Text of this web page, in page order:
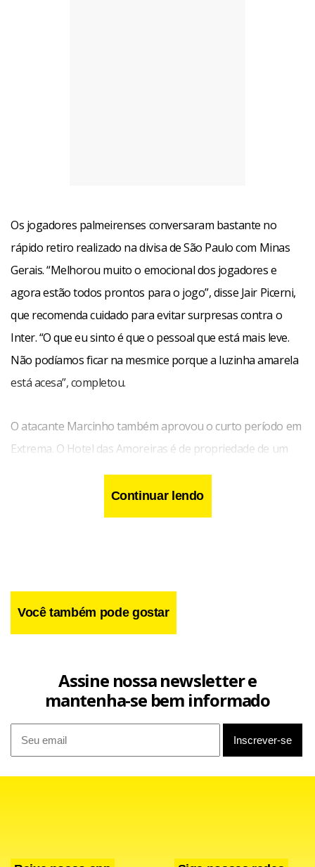
Os jogadores palmeirenses conversaram bastante no
rápido retiro realizado na divisa de São Paulo com Minas
Gerais. “Melhorou muito o emocional dos jogadores e
agora estão todos prontos para o jogo”, disse Jair Picerni,
que recomenda cuidado para evitar surpresas contra o
Inter. “O que eu sinto é que o pessoal que está mais leve.
Não podíamos ficar na mesmice porque a luzinha amarela
está acesa”, completou.
O atacante Marcinho também aprovou o curto período em
Extrema. O Hotel das Amoreiras é de propriedade de um
conselheiro do Corinthians, que hospeda com freqüência
times de todo o país que estão em busca de sossego e um
bom gramado para os treinamentos. “No CT, a gente
Continuar lendo
Você também pode gostar
Assine nossa newsletter e
mantenha-se bem informado